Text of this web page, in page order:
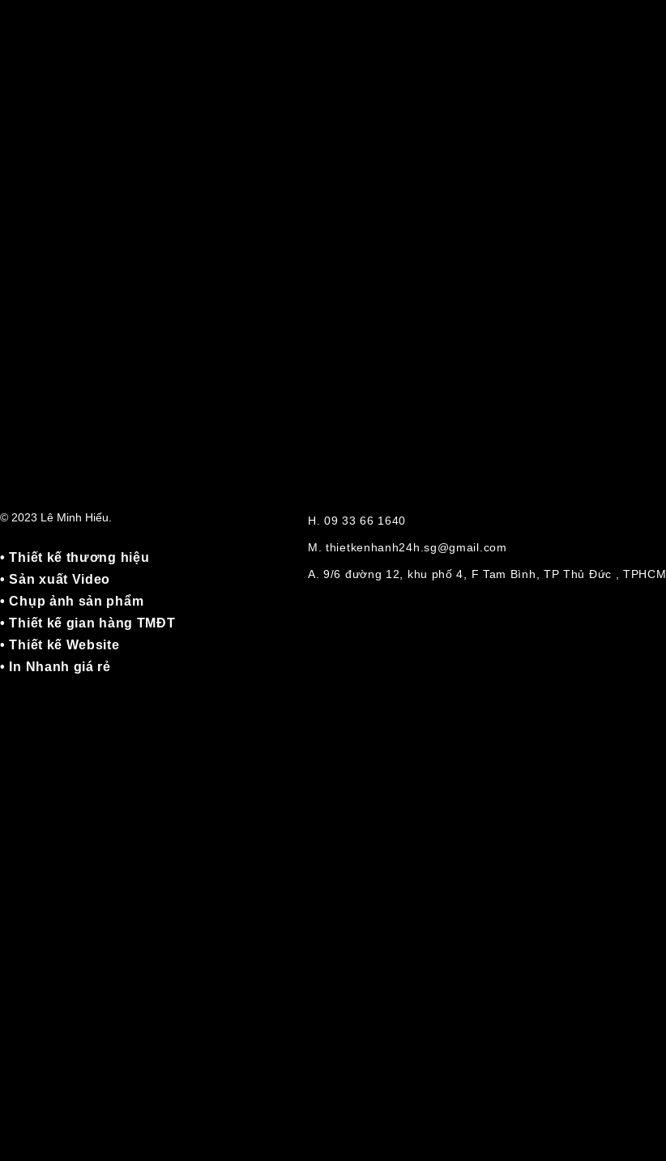
© 2023 Lê Minh Hiếu.
• Thiết kế thương hiệu
• Sản xuất Video
• Chụp ảnh sản phẩm
• Thiết kế gian hàng TMĐT
• Thiết kế Website
• In Nhanh giá rẻ
H. 09 33 66 1640
M. thietkenhanh24h.sg@gmail.com
A. 9/6 đường 12, khu phố 4, F Tam Bình, TP Thủ Đức , TPHCM